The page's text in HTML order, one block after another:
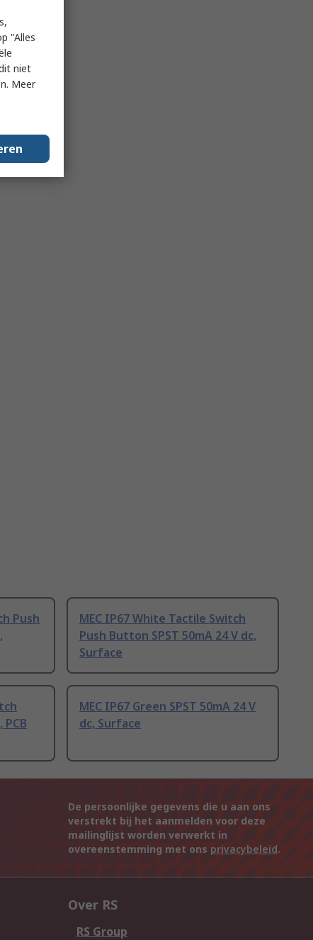
Push
MEC IP67 White Tactile Switch
Push Button SPST 50mA 24 V dc,
Surface
MEC IP67 Green SPST 50mA 24 V
dc, Surface
De persoonlijke gegevens die u aan ons
verstrekt bij het aanmelden voor deze
mailinglijst worden verwerkt in
overeenstemming met ons privacybeleid.
Over RS
RS Group
"Alles
niet
Meer